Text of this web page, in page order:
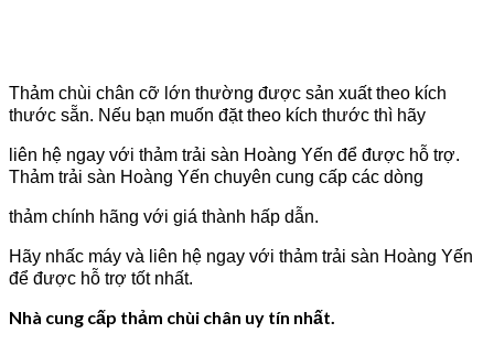
Thảm chùi chân cỡ lớn thường được sản xuất theo kích
thước sẵn. Nếu bạn muốn đặt theo kích thước thì hãy
liên hệ ngay với thảm trải sàn Hoàng Yến để được hỗ trợ.
Thảm trải sàn Hoàng Yến chuyên cung cấp các dòng
thảm chính hãng với giá thành hấp dẫn.
Hãy nhấc máy và liên hệ ngay với thảm trải sàn Hoàng Yến
để được hỗ trợ tốt nhất.
Nhà cung cấp thảm chùi chân uy tín nhất.